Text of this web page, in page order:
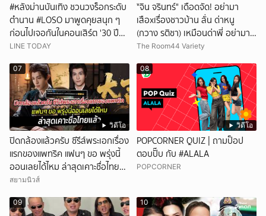
#หลังม่านบันเทิง ชวนวงร็อกระดับ
ตำนาน #LOSO มาพูดคุยสนุก ๆ
ก่อนไปเจอกันในคอนเสิร์ต '30 ปี
LOSO นานเท่าไรก็รอ'
LINE TODAY
ั่"จิน จรินทร์" เดือดจัด! อย่ามา
เสือxเรื่องชาวบ้าน ลั่น ด่าหนู
(กวาง รติชา) เหมือนด่าพี่ อย่ามา
ยุ่งกับคนของผม จบ!!!
The Room44 Variety
วิดีโอ
07
ปิดกล้องแล้วครับ ซีรีส์พระเอกเรื่อง
แรกของแพทริค แฟนๆ ขอ พรุ่งนี้
ออนเลยได้ไหม ล่าสุดเคาะชื่อไทย
แล้ว
สยามนิวส์
วิดีโอ
08
POPCORNER QUIZ | ถามป็อป
ตอบปั๊บ กับ #ALALA
POPCORNER
09 10